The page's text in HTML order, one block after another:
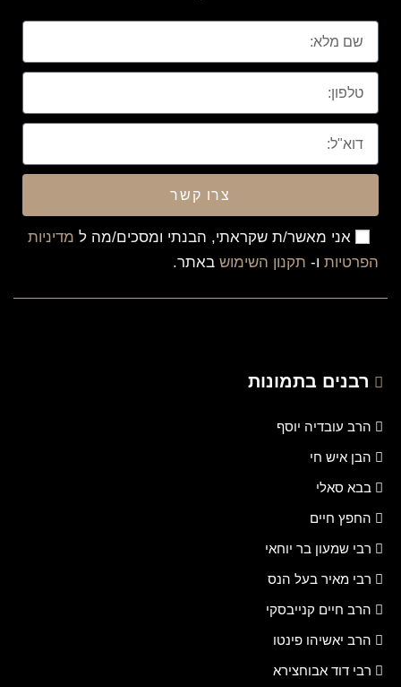
אני מאשר/ת שקראתי, הבנתי ומסכים/מה ל מדיניות
הפרטיות ו- תקנון השימוש באתר.
צרו קשר
רבנים בתמונות
הרב עובדיה יוסף
הבן איש חי
בבא סאלי
החפץ חיים
רבי שמעון בר יוחאי
רבי מאיר בעל הנס
הרב חיים קנייבסקי
הרב יאשיהו פינטו
רבי דוד אבוחצירא